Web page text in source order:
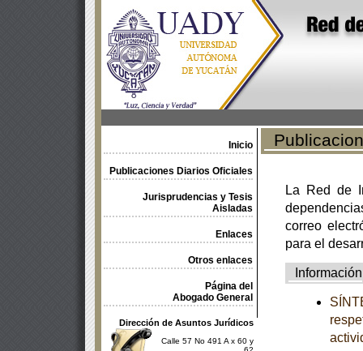
Inicio
Publicaciones Diarios Oficiales
Jurisprudencias y Tesis
Aisladas
Enlaces
Otros enlaces
Página del
Abogado General
Dirección de Asuntos Jurídicos
Calle 57 No 491 A x 60 y
La Red de
correo
para el
Información